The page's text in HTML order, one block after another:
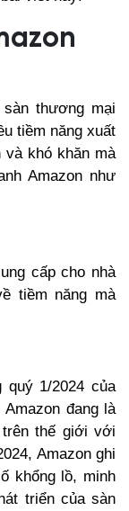
thương mại
tiềm năng xuất
và khó khăn mà
Amazon như
cấp cho nhà
tiềm năng mà
quý 1/2024 của
đang là
thế giới với
Amazon ghi
khổng lồ, minh
triển của sàn